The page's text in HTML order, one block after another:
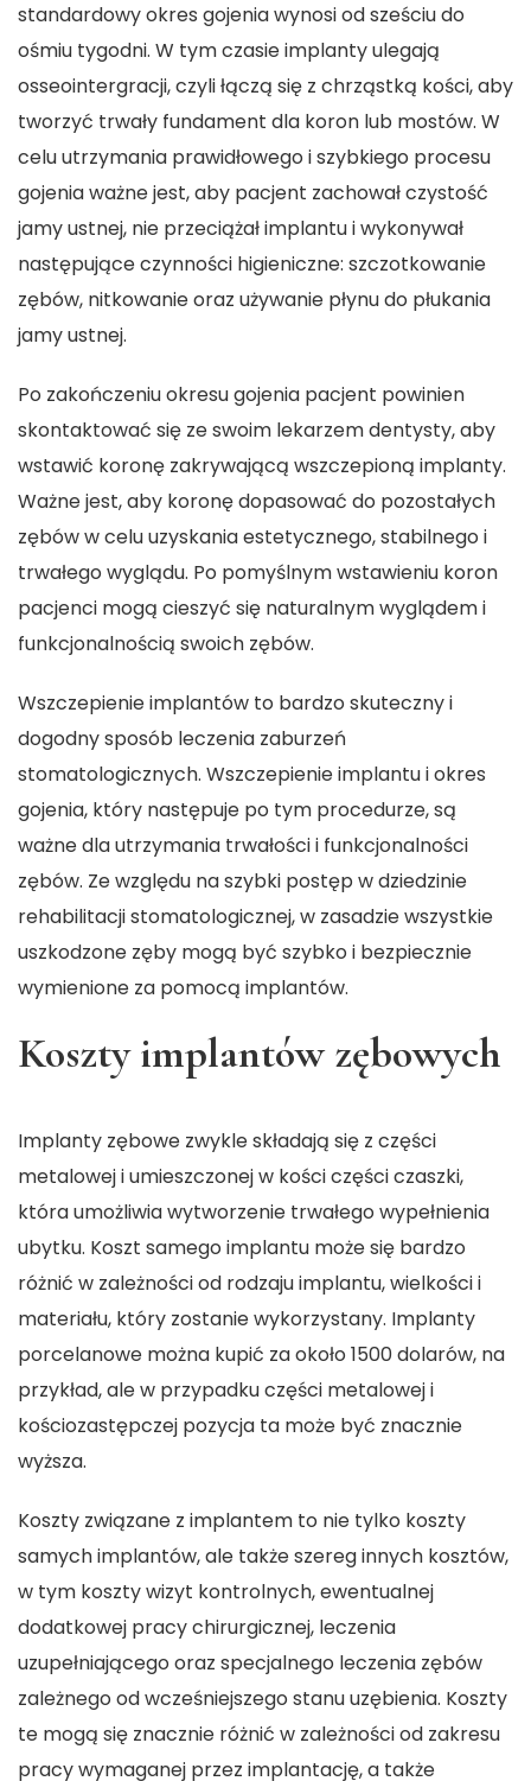
standardowy okres gojenia wynosi od sześciu do
ośmiu tygodni. W tym czasie implanty ulegają
osseointergracji, czyli łączą się z chrząstką kości, aby
tworzyć trwały fundament dla koron lub mostów. W
celu utrzymania prawidłowego i szybkiego procesu
gojenia ważne jest, aby pacjent zachował czystość
jamy ustnej, nie przeciążał implantu i wykonywał
następujące czynności higieniczne: szczotkowanie
zębów, nitkowanie oraz używanie płynu do płukania
jamy ustnej.
Po zakończeniu okresu gojenia pacjent powinien
skontaktować się ze swoim lekarzem dentysty, aby
wstawić koronę zakrywającą wszczepioną implanty.
Ważne jest, aby koronę dopasować do pozostałych
zębów w celu uzyskania estetycznego, stabilnego i
trwałego wyglądu. Po pomyślnym wstawieniu koron
pacjenci mogą cieszyć się naturalnym wyglądem i
funkcjonalnością swoich zębów.
Wszczepienie implantów to bardzo skuteczny i
dogodny sposób leczenia zaburzeń
stomatologicznych. Wszczepienie implantu i okres
gojenia, który następuje po tym procedurze, są
ważne dla utrzymania trwałości i funkcjonalności
zębów. Ze względu na szybki postęp w dziedzinie
rehabilitacji stomatologicznej, w zasadzie wszystkie
uszkodzone zęby mogą być szybko i bezpiecznie
wymienione za pomocą implantów.
Koszty implantów zębowych
Implanty zębowe zwykle składają się z części
metalowej i umieszczonej w kości części czaszki,
która umożliwia wytworzenie trwałego wypełnienia
ubytku. Koszt samego implantu może się bardzo
różnić w zależności od rodzaju implantu, wielkości i
materiału, który zostanie wykorzystany. Implanty
porcelanowe można kupić za około 1500 dolarów, na
przykład, ale w przypadku części metalowej i
kościozastępczej pozycja ta może być znacznie
wyższa.
Koszty związane z implantem to nie tylko koszty
samych implantów, ale także szereg innych kosztów,
w tym koszty wizyt kontrolnych, ewentualnej
dodatkowej pracy chirurgicznej, leczenia
uzupełniającego oraz specjalnego leczenia zębów
zależnego od wcześniejszego stanu uzębienia. Koszty
te mogą się znacznie różnić w zależności od zakresu
pracy wymaganej przez implantację, a także